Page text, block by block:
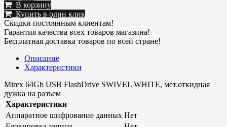
В корзину
Купить в один клик
Скидки постоянным клиентам!
Гарантия качества всех товаров магазина!
Бесплатная доставка товаров по всей стране!
Описание
Характеристики
Mirex 64Gb USB FlashDrive SWIVEL WHITE, мет.откидная
дужка на разъем
Характеристики
Аппаратное шифрование данных Нет